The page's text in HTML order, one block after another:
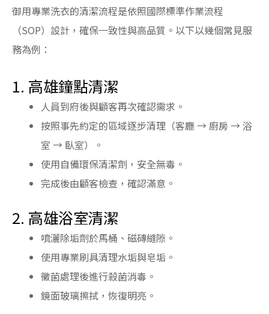
御用專業洗衣的清潔流程是依照國際標準作業流程
（SOP）設計，確保一致性與高品質。以下以幾個常見服
務為例：
1. 高雄鐘點清潔
人員到府後與顧客再次確認需求。
按照事先約定的區域逐步清理（客廳 → 廚房 → 浴
室 → 臥室）。
使用自備環保清潔劑，安全無毒。
完成後由顧客檢查，確認滿意。
2. 高雄浴室清潔
噴灑除垢劑於馬桶、磁磚縫隙。
使用專業刷具清理水垢與皂垢。
黴菌處理後進行殺菌消毒。
鏡面玻璃擦拭，恢復明亮。